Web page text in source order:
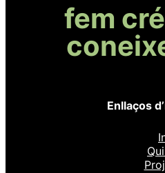
fem
Enllaços